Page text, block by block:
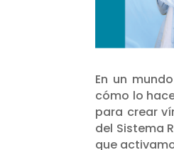
En un
cómo lo
para crear
del Sistema
que